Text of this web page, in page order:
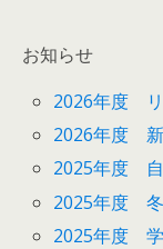
お知らせ
2026年度 リ
2026年度
2025年度
2025年度 冬
2025年度